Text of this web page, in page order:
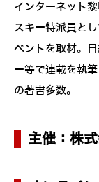
インターネット
スキー特派員と
ベントを取材。
ー等で連載を執
の著書多数。
主催：株